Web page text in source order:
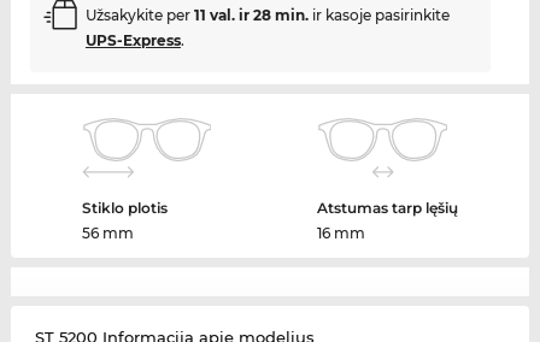
Užsakykite per 11 val. ir 28 min.ir kasoje pasirinkite
UPS-Express.
Stiklo plotis
56 mm
Atstumas tarp lęšių
16 mm
ST 5200 Informacija apie modelius